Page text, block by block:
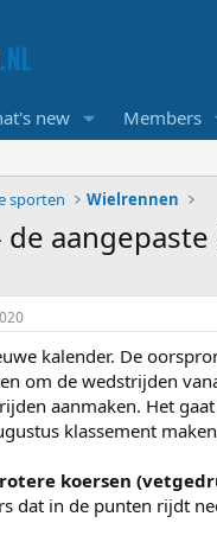
new Members
sporten Wielrennen
de
kalender. De
om de wedstrijden
aanmaken. Het
klassement
koersen
dat in de punten rijdt